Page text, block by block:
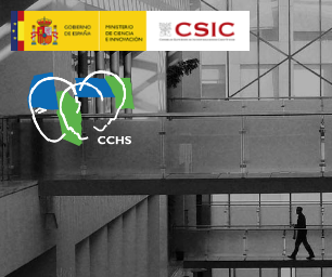
Pasar
al
contenido
principal